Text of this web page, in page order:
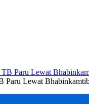
Paru Lewat